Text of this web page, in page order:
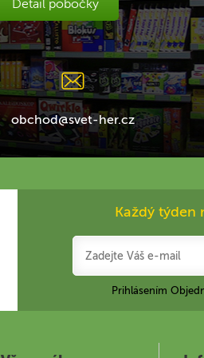
Detail pobočky
obchod@svet-her.cz
Každý týden
Prihlásením